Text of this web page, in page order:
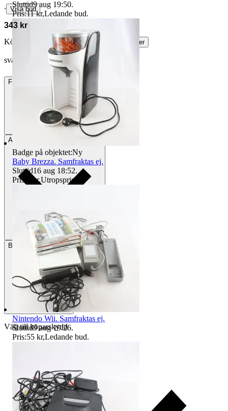
∙ Visa bud
343 kr
Köparskydd är valfritt hos företag.
Läs mer
svante02 vann auktionen
Frakt 84 kr DSV
Avhämtning Stockholm, Sverige
BetalningVia Tradera
Välj till köparskydd
Sluttid9 aug 19:50.
Pris:11 kr,Ledande bud.
Badge på objektet:Ny
Baby Brezza. Samfraktas ej.
Sluttid16 aug 18:52.
Pris:
1 kr,Utropspris.
Nintendo Wii. Samfraktas ej.
Sluttid9 aug 19:26.
Pris:55 kr,Ledande bud.